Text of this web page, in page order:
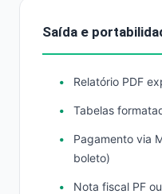
Saída e
Relatório PDF
Tabelas
Pagamento via
boleto)
Nota fiscal PF